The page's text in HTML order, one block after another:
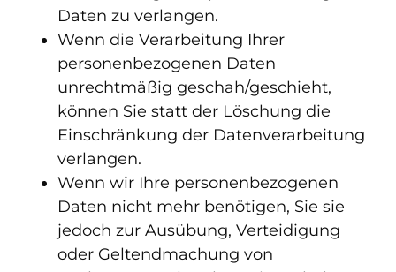
Daten zu verlangen.
Wenn die Verarbeitung Ihrer
personenbezogenen Daten
unrechtmäßig geschah/geschieht,
können Sie statt der Löschung die
Einschränkung der Datenverarbeitung
verlangen.
Wenn wir Ihre personenbezogenen
Daten nicht mehr benötigen, Sie sie
jedoch zur Ausübung, Verteidigung
oder Geltendmachung von